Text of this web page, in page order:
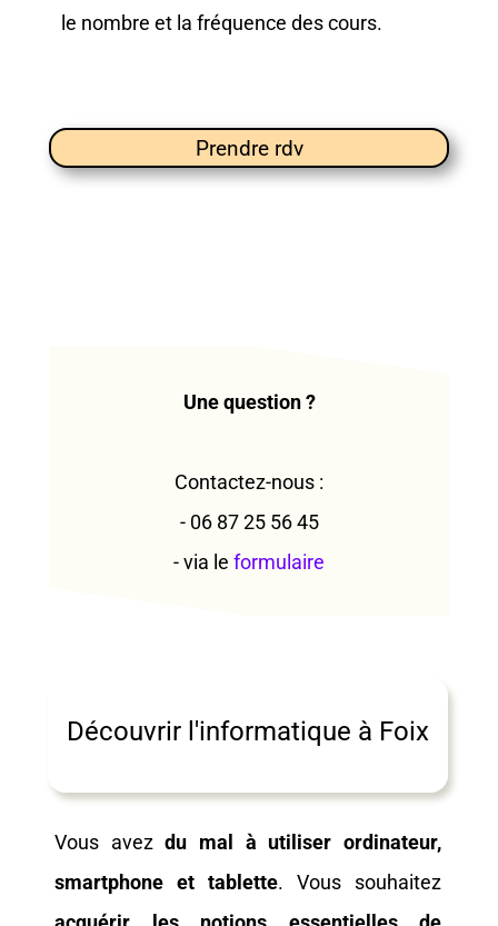
le nombre et la fréquence des cours.
Prendre rdv
Une question ?
Contactez-nous :
- 06 87 25 56 45
- via le formulaire
Vous avezdu mal à utiliser ordinateur,
smartphone et tablette. Vous souhaitez
Découvrir l'informatique à Foix